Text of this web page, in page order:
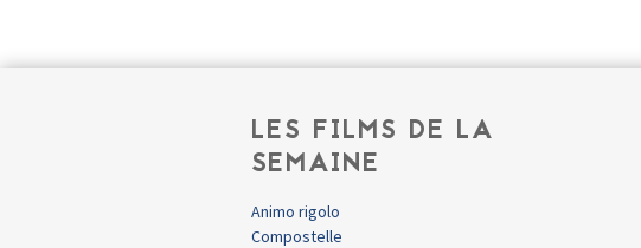
LES FILMS DE LA
SEMAINE
Animo rigolo
Compostelle